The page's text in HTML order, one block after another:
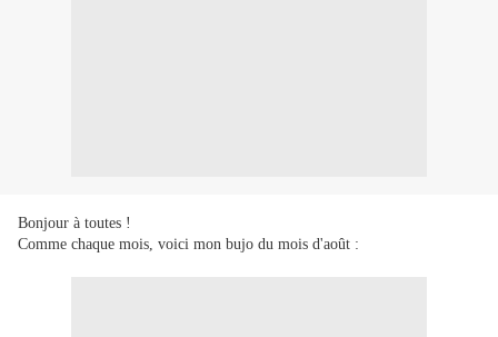
Bonjour à toutes !
Comme chaque mois, voici mon bujo du mois d'août :